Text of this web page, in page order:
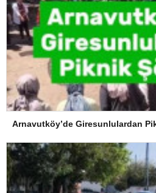
Arnavutköy’de Giresunlulardan